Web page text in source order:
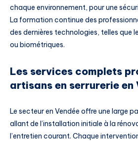
chaque environnement, pour une
La formation continue des
des dernières technologies, telles que
ou biométriques.
Les services complets
artisans en serrurerie en
Le secteur en Vendée offre une large
allant de l’installation initiale à la
l’entretien courant. Chaque